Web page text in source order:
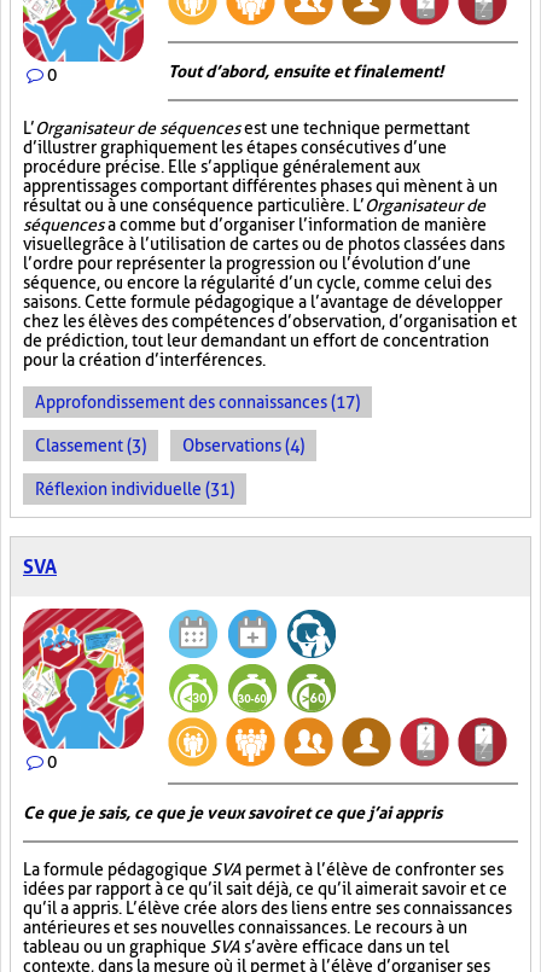
0 Tout d’abord, ensuite et finalement!
L’Organisateur de séquencesest une technique permettant
d’illustrer graphiquement les étapes consécutives d’une
procédure précise. Elle s’applique généralement aux
apprentissages comportant différentes phases qui mènent à un
résultat ou à une conséquence particulière. L’Organisateur de
séquencesa comme but d’organiser l’information de manière
visuellegrâce à l’utilisation de cartes ou de photos classées dans
l’ordre pour représenter la progression ou l’évolution d’une
séquence, ou encore la régularité d’un cycle, comme celui des
saisons. Cette formule pédagogique a l’avantage de développer
chez les élèves des compétences d’observation, d’organisation et
de prédiction, tout leur demandant un effort de concentration
pour la création d’interférences.
Approfondissement des connaissances (17)
Classement (3) Observations (4)
Réflexion individuelle (31)
SVA
0
Ce que je sais, ce que je veux savoir et ce que j’ai appris
La formule pédagogique SVA permet à l’élève de confronter ses
idées par rapport à ce qu’il sait déjà, ce qu’il aimerait savoir et ce
qu’il a appris. L’élève crée alors des liens entre ses connaissances
antérieures et ses nouvelles connaissances. Le recours à un
tableau ou un graphique SVA s’avère efficace dans un tel
contexte, dans la mesure où il permet à l’élève d’organiser ses